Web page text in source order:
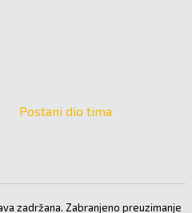
Postani dio tima
zadržana. Zabranjeno preuzimanje